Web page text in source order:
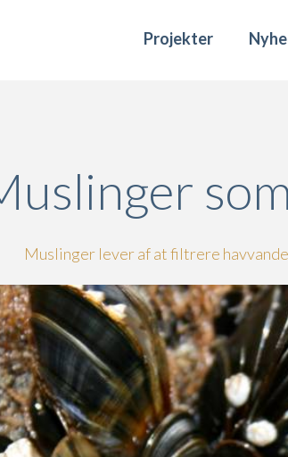
Projekter
Muslinger lever af at filtrere